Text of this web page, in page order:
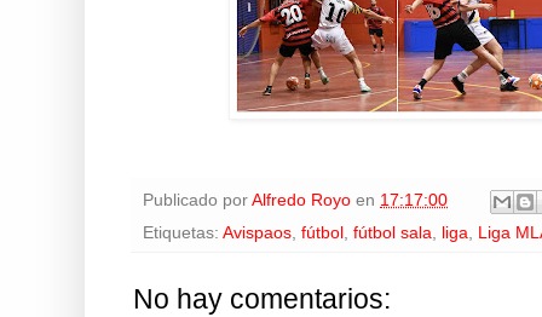
Publicado por Alfredo Royo en 17:17:00
Etiquetas: Avispaos, fútbol , fútbol sala, liga, Liga
No hay comentarios: